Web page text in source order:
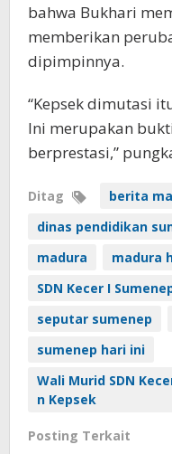
bahwa Bukhari
memberikan
dipimpinnya.
“Kepsek dimutasi
Ini merupakan
berprestasi,”
Ditag berita
dinas pendidikan
madura
madura
SDN Kecer I
seputar sumenep
sumenep hari ini
Wali Murid SDN
n Kepsek
Posting Terkait